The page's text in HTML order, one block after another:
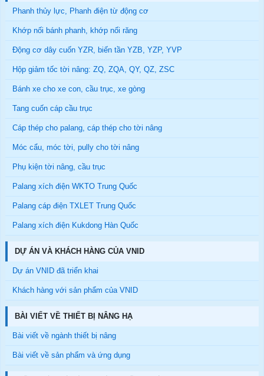
Phanh thủy lực, Phanh điện từ động cơ
Khớp nối bánh phanh, khớp nối răng
Động cơ dây cuốn YZR, biến tần YZB, YZP, YVP
Hộp giảm tốc tời nâng: ZQ, ZQA, QY, QZ, ZSC
Bánh xe cho xe con, cầu trục, xe gòng
Tang cuốn cáp cầu trục
Cáp thép cho palang, cáp thép cho tời nâng
Móc cẩu, móc tời, pully cho tời nâng
Phụ kiện tời nâng, cầu trục
Palang xích điện WKTO Trung Quốc
Palang cáp điện TXLET Trung Quốc
Palang xích điện Kukdong Hàn Quốc
DỰ ÁN VÀ KHÁCH HÀNG CỦA VNID
Dự án VNID đã triển khai
Khách hàng với sản phẩm của VNID
BÀI VIẾT VỀ THIẾT BỊ NÂNG HẠ
Bài viết về ngành thiết bị nâng
Bài viết về sản phẩm và ứng dụng